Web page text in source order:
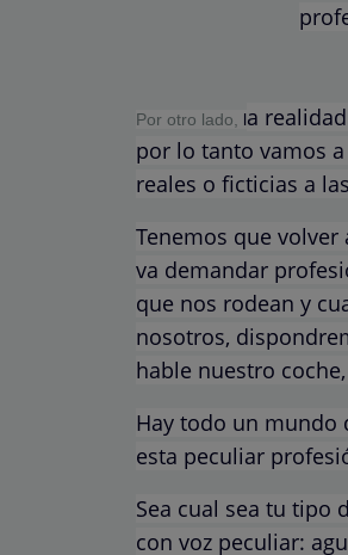
Por otro lado, la
por lo tanto vamos
reales o ficticias a
Tenemos que volver
va demandar
que nos rodean y
nosotros,
hable nuestro
Hay todo un mundo
esta peculiar
Sea cual sea tu tipo
con voz peculiar: